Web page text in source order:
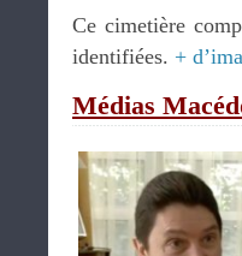
Ce cimetière
identifiées. +
Médias